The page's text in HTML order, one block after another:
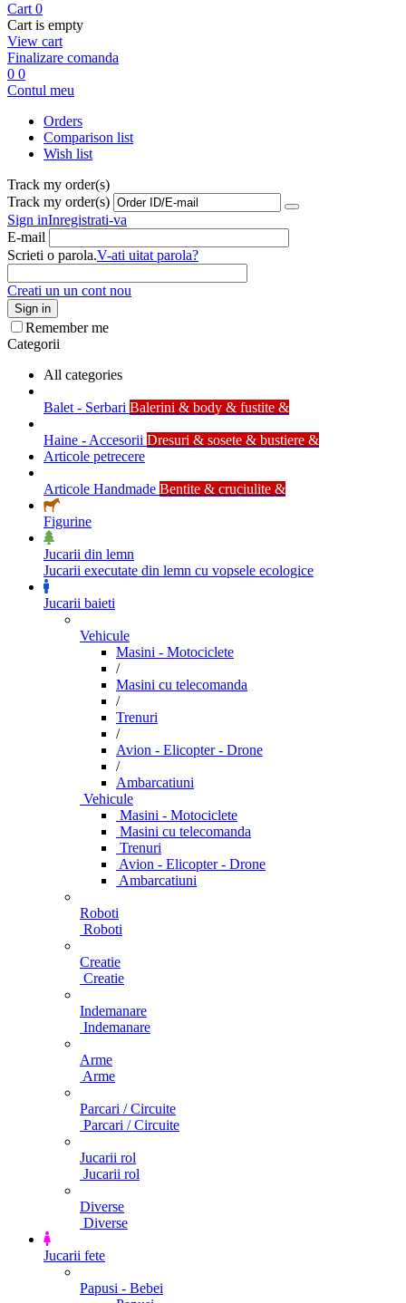
Cart 0
Cart is empty
View cart
Finalizare comanda
0 0
Contul meu
Orders
Comparison list
Wish list
Track my order(s)
Track my order(s)
Sign inInregistrati-va
E-mail
Scrieti o parola.V-ati uitat parola?
Creati un un cont nou
Sign in
Remember me
Categorii
All categories
Balet - Serbari Balerini & body & fustite &
Haine - Accesorii Dresuri & sosete & bustiere &
Articole petrecere
Articole Handmade Bentite & cruciulite &
Figurine
Jucarii din lemn
Jucarii executate din lemn cu vopsele ecologice
Jucarii baieti
Vehicule
Masini - Motociclete
/
Masini cu telecomanda
/
Trenuri
/
Avion - Elicopter - Drone
/
Ambarcatiuni
Vehicule
Masini - Motociclete
Masini cu telecomanda
Trenuri
Avion - Elicopter - Drone
Ambarcatiuni
Roboti
Roboti
Creatie
Creatie
Indemanare
Indemanare
Arme
Arme
Parcari / Circuite
Parcari / Circuite
Jucarii rol
Jucarii rol
Diverse
Diverse
Jucarii fete
Papusi - Bebei